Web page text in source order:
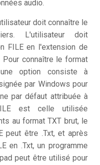
audio.
doit connaître le
L'utilisateur doit
FILE en l'extension de
connaître le format
option consiste à
par Windows pour
par défaut attribuée à
est celle utilisée
au format TXT brut, le
peut être .Txt, et après
en .Txt, un programme
peut être utilisé pour